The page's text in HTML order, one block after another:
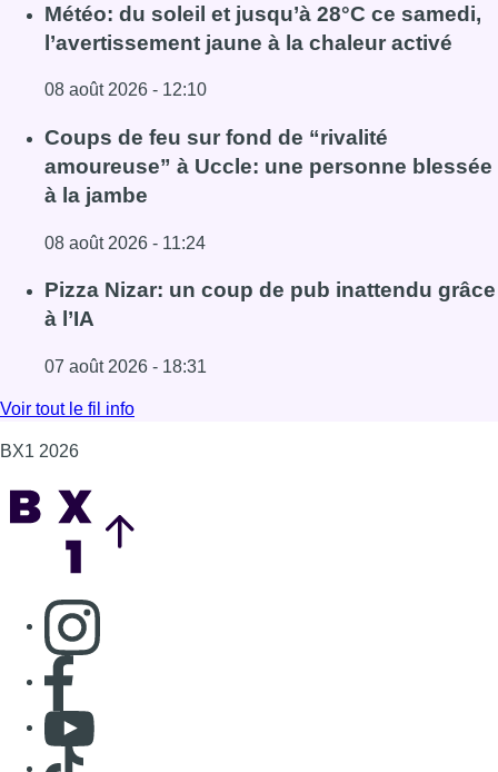
Météo: du soleil et jusqu’à 28°C ce samedi,
l’avertissement jaune à la chaleur activé
08 août 2026 - 12:10
Lire l'article Météo: du soleil et jusqu’à 28°C ce samedi,
Coups de feu sur fond de “rivalité
amoureuse” à Uccle: une personne blessée
à la jambe
08 août 2026 - 11:24
Lire l'article Coups de feu sur fond de “rivalité
Pizza Nizar: un coup de pub inattendu grâce
à l’IA
07 août 2026 - 18:31
Lire l'article Pizza Nizar: un coup de pub inattendu grâce
Voir tout le fil info
BX1 2026
Consulter page Instagram
Consulter page Facebook
Consulter Youtube
Consulter TikTok